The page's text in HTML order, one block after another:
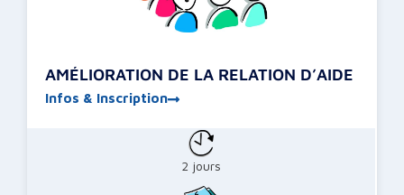
AMÉLIORATION DE LA RELATION D’AIDE
Infos & Inscription
2 jours